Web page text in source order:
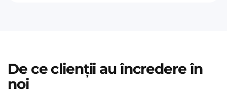
De ce clienții au încredere în
noi